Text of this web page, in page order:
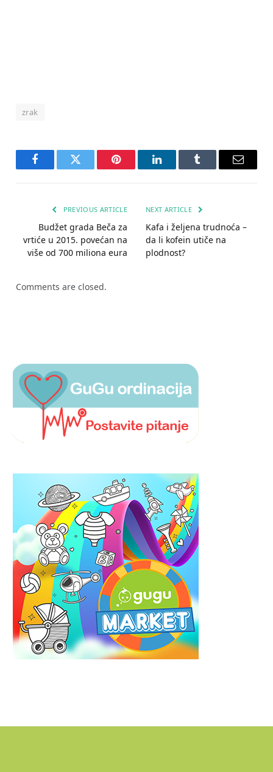
zrak
FacebookTwitter Pinterest LinkedInTumblr Email
PREVIOUS ARTICLE
Budžet grada Beča za
vrtiće u 2015. povećan na
više od 700 miliona eura
NEXT ARTICLE
Kafa i željena trudnoća –
da li kofein utiče na
plodnost?
Comments are closed.